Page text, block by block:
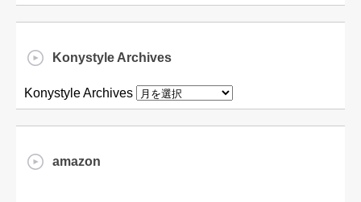
Konystyle Archives
Konystyle Archives
amazon